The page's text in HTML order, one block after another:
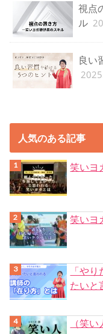
視点
ル
良い
人気のある記事
笑いヨ
笑いヨ
「や
たいと
（笑